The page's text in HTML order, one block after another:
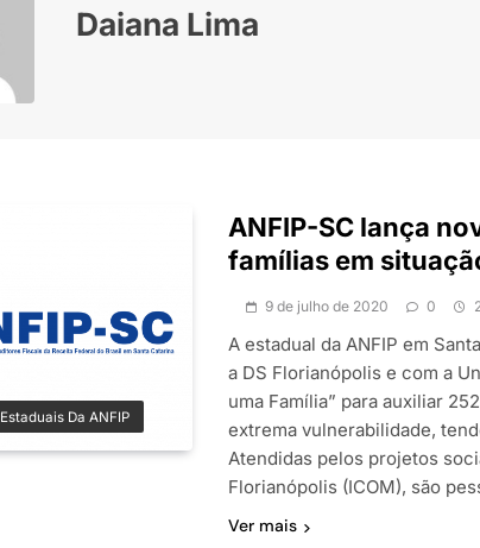
Daiana Lima
Estaduais Da ANFIP
ANFIP-SC lança
famílias em
9 de julho de 2020 0
A estadual da ANFIP em
a DS Florianópolis e com a
uma Família” para auxiliar
extrema vulnerabilidade,
Atendidas pelos projetos
Florianópolis (ICOM), são
Ver mais